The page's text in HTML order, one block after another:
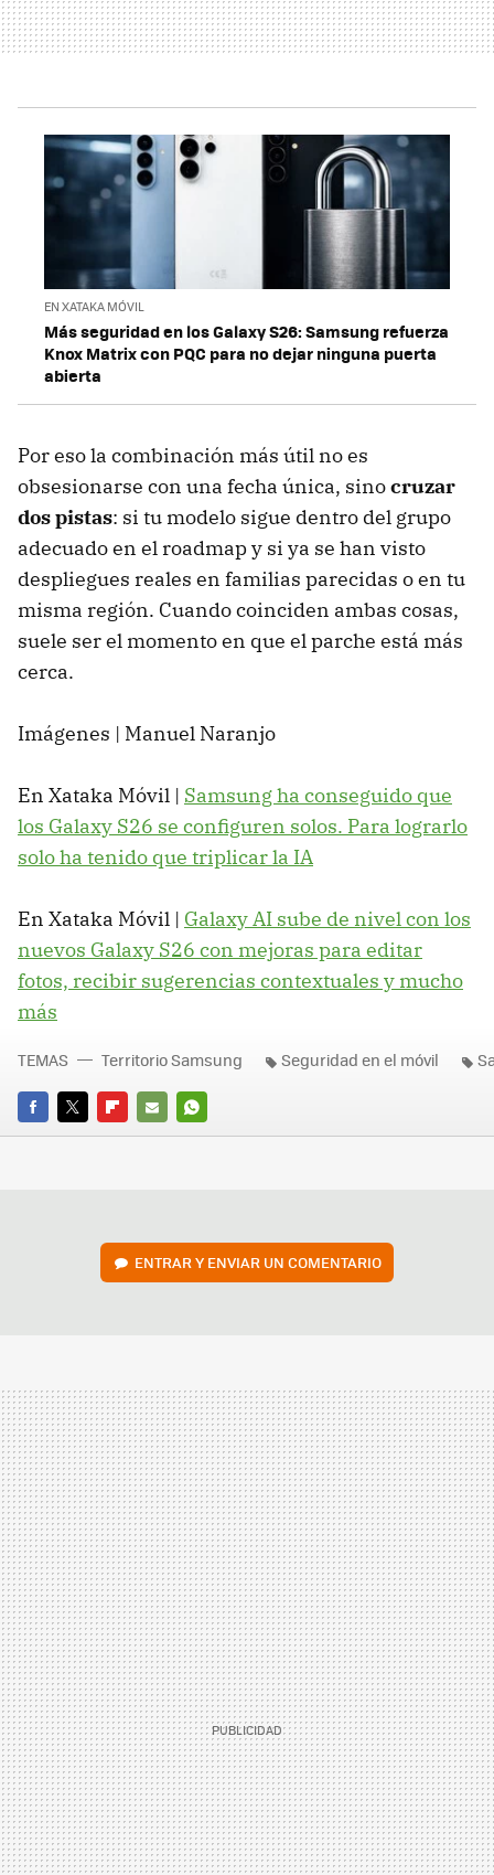
EN XATAKA MÓVIL
Más seguridad en los Galaxy S26: Samsung refuerza
Knox Matrix con PQC para no dejar ninguna puerta
abierta
Por eso la combinación más útil no es
obsesionarse con una fecha única, sinocruzar
dos pistas: si tu modelo sigue dentro del grupo
adecuado en el roadmap y si ya se han visto
despliegues reales en familias parecidas o en tu
misma región. Cuando coinciden ambas cosas,
suele ser el momento en que el parche está más
cerca.
Imágenes | Manuel Naranjo
En Xataka Móvil | Samsung ha conseguido que
los Galaxy S26 se configuren solos. Para lograrlo
solo ha tenido que triplicar la IA
En Xataka Móvil | Galaxy AI sube de nivel con los
nuevos Galaxy S26 con mejoras para editar
fotos, recibir sugerencias contextuales y mucho
más
FACEBOOK
TWITTERFLIPBOARD
E-
WHATSAPP
TEMAS Territorio Samsung Seguridad en el móvil
ENTRAR Y ENVIAR UN COMENTARIO